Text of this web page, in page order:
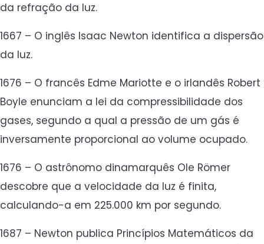
da refração da luz.
1667 – O inglês Isaac Newton identifica a dispersão
da luz.
1676 – O francês Edme Mariotte e o irlandês Robert
Boyle enunciam a lei da compressibilidade dos
gases, segundo a qual a pressão de um gás é
inversamente proporcional ao volume ocupado.
1676 – O astrônomo dinamarquês Ole Römer
descobre que a velocidade da luz é finita,
calculando-a em 225.000 km por segundo.
1687 – Newton publica Princípios Matemáticos da